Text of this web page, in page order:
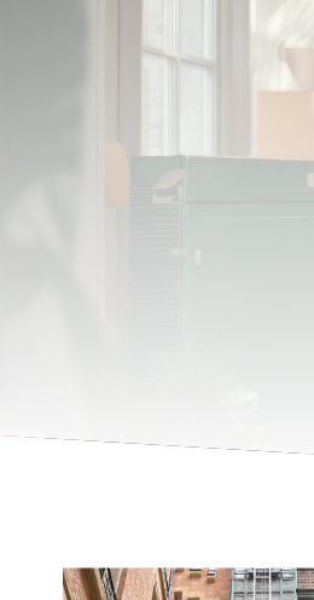
Panneau de gestion des cookies